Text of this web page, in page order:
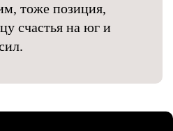
тоже позиция,
счастья на юг и